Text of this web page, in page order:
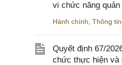
vi chức năng
Hành chính Thông
Quyết định 67/
chức thực hiện và